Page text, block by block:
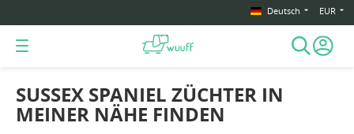
Deutsch EUR
SUSSEX SPANIEL ZÜCHTER IN
MEINER NÄHE FINDEN